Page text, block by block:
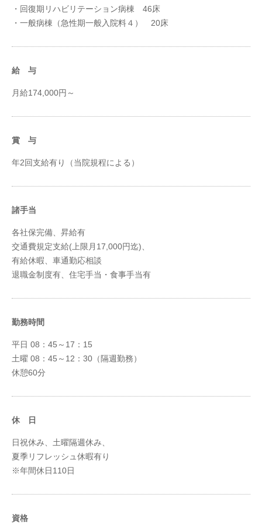
・回復期リハビリテーション病棟 46床
・一般病棟（急性期一般入院料４） 20床
給 与
月給174,000円～
賞 与
年2回支給有り（当院規程による）
諸手当
各社保完備、昇給有
交通費規定支給(上限月17,000円迄)、
有給休暇、車通勤応相談
退職金制度有、住宅手当・食事手当有
勤務時間
平日 08：45～17：15
土曜 08：45～12：30（隔週勤務）
休憩60分
休 日
日祝休み、土曜隔週休み、
夏季リフレッシュ休暇有り
※年間休日110日
資格